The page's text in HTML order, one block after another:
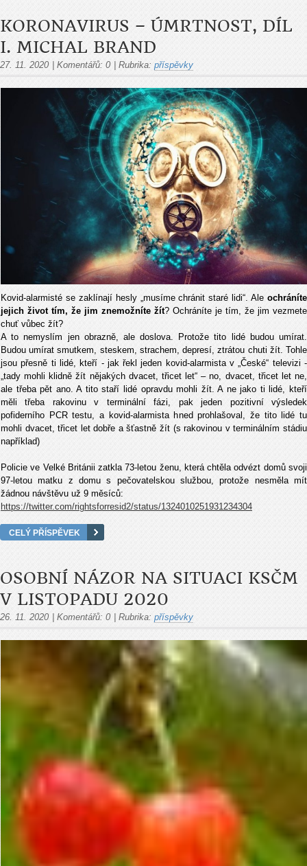
KORONAVIRUS – ÚMRTNOST, DÍL
I. MICHAL BRAND
27. 11. 2020 Komentářů: 0 Rubrika: příspěvky
Kovid-alarmisté se zaklínají hesly „musíme chránit staré lidi“. Ale ochráníte
jejich život tím, že jim znemožníte žít? Ochráníte je tím, že jim vezmete
chuť vůbec žít?
A to nemyslím jen obrazně, ale doslova. Protože tito lidé budou umírat.
Budou umírat smutkem, steskem, strachem, depresí, ztrátou chuti žít. Tohle
jsou přesně ti lidé, kteří - jak řekl jeden kovid-alarmista v „České“ televizi -
„tady mohli klidně žít nějakých dvacet, třicet let“ – no, dvacet, třicet let ne,
ale třeba pět ano. A tito staří lidé opravdu mohli žít. A ne jako ti lidé, kteří
měli třeba rakovinu v terminální fázi, pak jeden pozitivní výsledek
pofiderního PCR testu, a kovid-alarmista hned prohlašoval, že tito lidé tu
mohli dvacet, třicet let dobře a šťastně žít (s rakovinou v terminálním stádiu
například)
Policie ve Velké Británii zatkla 73-letou ženu, která chtěla odvézt domů svoji
97-letou matku z domu s pečovatelskou službou, protože nesměla mít
žádnou návštěvu už 9 měsíců:
https://twitter.com/rightsforresid2/status/1324010251931234304
CELÝ PŘÍSPĚVEK
OSOBNÍ NÁZOR NA SITUACI KSČM
V LISTOPADU 2020
26. 11. 2020 Komentářů: 0 Rubrika: příspěvky